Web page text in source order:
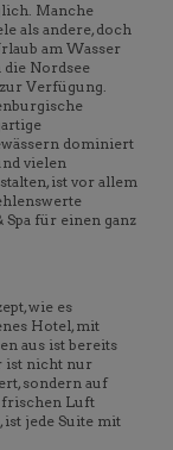
Manche
als andere, doch
am Wasser
die Nordsee
Verfügung.
dominiert
vielen
ist vor allem
für einen ganz
wie es
Hotel, mit
aus ist bereits
ist nicht nur
sondern auf
frischen Luft
jede Suite mit